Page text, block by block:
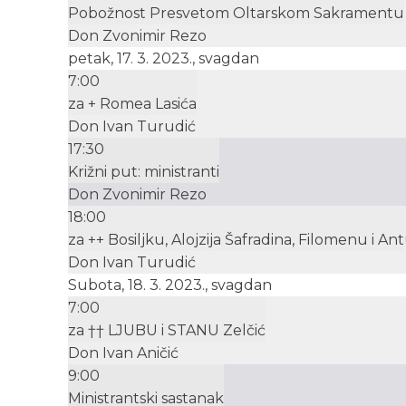
Pobožnost Presvetom Oltarskom Sakramentu
Don Zvonimir Rezo
petak, 17. 3. 2023., svagdan
7:00
za + Romea Lasića
Don Ivan Turudić
17:30
Križni put: ministranti
Don Zvonimir Rezo
18:00
za ++ Bosiljku, Alojzija Šafradina, Filomenu i
Don Ivan Turudić
Subota, 18. 3. 2023., svagdan
7:00
za †† LJUBU i STANU Zelčić
Don Ivan Aničić
9:00
Ministrantski sastanak